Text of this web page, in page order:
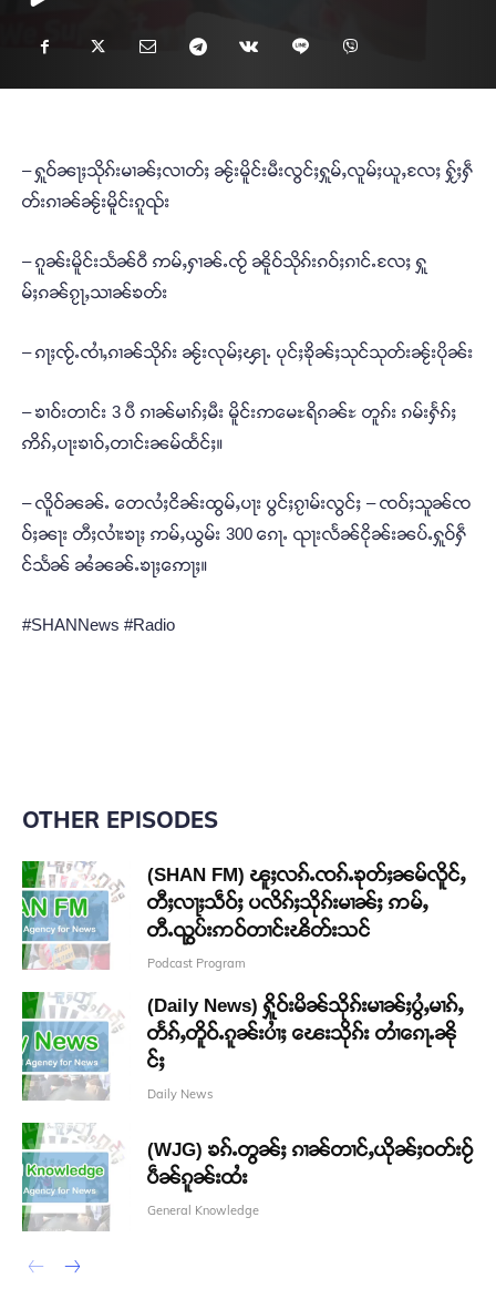
Player
– ႁူဝ်ၼႃႈသိုၵ်းမၢၼ်ႈလၢတ်ႈ ၼႂ်းမိူင်းမီးလွင်ႈႁူမ်ႇလူမ်ႈယူႇလႄႈ ႁႂ်ႈႁဵ
တ်းၵၢၼ်ၼႂ်းမိူင်းၵူၺ်း
– ၵူၼ်းမိူင်းသႅၼ်ဝီ ဢမ်ႇႁၢၼ်ႉၸႂ် ၼိူဝ်သိုၵ်းၵဝ်ႈၵၢင်ႉလႄႈ ႁူ
မ်ႈၵၼ်ၵႂႃႇသၢၼ်ၶတ်း
– ၵႃႈၸႂ်ႉၸၢႆႇၵၢၼ်သိုၵ်း ၼႂ်းလုမ်ႈၾႃႉ ပုင်ႈၶိုၼ်ႈသုင်သုတ်းၼႂ်းပိုၼ်း
– ၶၢဝ်းတၢင်း 3 ပီ ၵၢၼ်မၢၵ်ႈမီး မိူင်းဢမေႊရိၵၼ်ႊ တူၵ်း ၵမ်းႁႅၵ်ႈ
ဢိၵ်ႇပႃးၶၢဝ်ႇတၢင်းၼမ်ထႅင်ႈ။
– လိူဝ်ၼၼ်ႉ တေလႆႈငိၼ်းထွမ်ႇပႃး ပွင်ႈၵႂၢမ်းလွင်ႈ – ၸဝ်ႈသူၼ်ၸ
ဝ်ႈၼႃး တီႈလၢႆးၶႃႈ ဢမ်ႇယွမ်း 300 ၵေႃႉ ၺႃးလႅၼ်ငိုၼ်းၼပ်ႉႁူဝ်ႁဵ
င်သႅၼ် ၼႆၼၼ်ႉၶႃႈဢေႃႈ။
#SHANNews #Radio
OTHER EPISODES
(SHAN FM) ၽူႈလၵ်ႉၸၵ်ႉၶုတ်ႈၼမ်လိူင်ႇ
တီႈလႃႈသဵဝ်ႈ ပလိၵ်ႈသိုၵ်းမၢၼ်ႈ ဢမ်ႇ
တီႉၺွပ်းဢဝ်တၢင်းၽိတ်းသင်
Podcast Program
(Daily News) ႁိူဝ်းမိၼ်သိုၵ်းမၢၼ်ႈပွႆႇမၢၵ်ႇ
တႅၵ်ႇတိူဝ်ႉၵူၼ်းပၢႆႈ ၽေးသိုၵ်း တၢႆၵေႃႉၼို
င်ႈ
Daily News
(WJG) ၶၵ်ႉတွၼ်ႈ ၵၢၼ်တၢင်ႇယိုၼ်ႈဝတ်းဝႂ်
ပဵၼ်ၵူၼ်းထႆး
General Knowledge